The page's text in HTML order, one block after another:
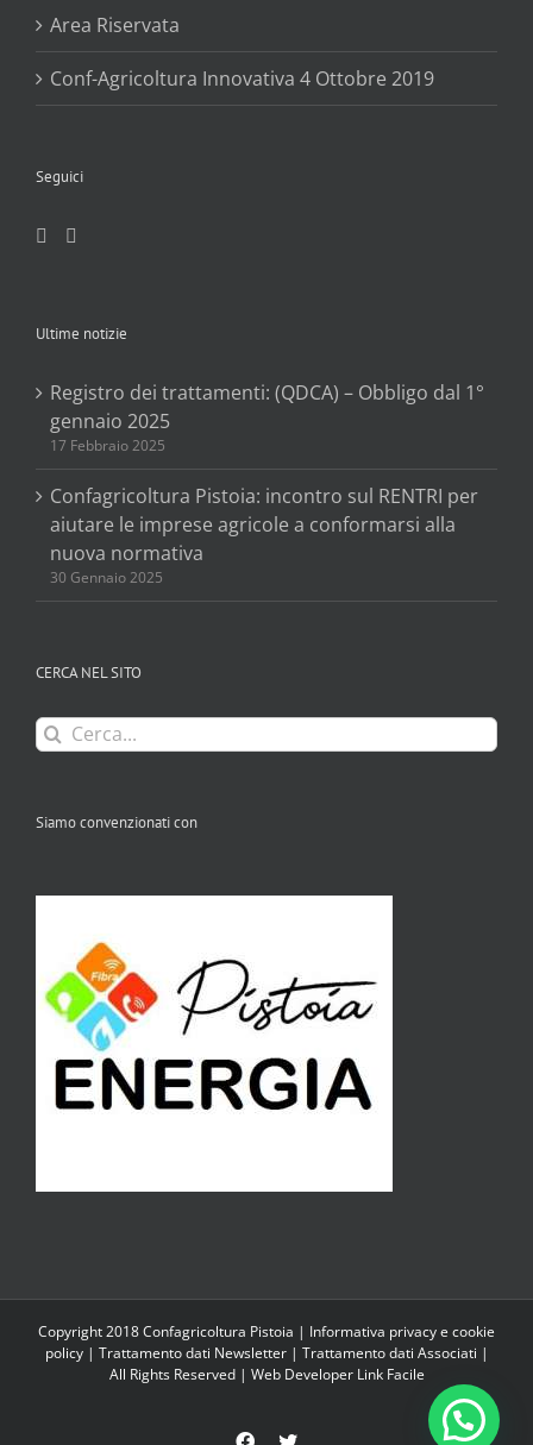
Area Riservata
Conf-Agricoltura Innovativa 4 Ottobre 2019
Seguici
Ultime notizie
Registro dei trattamenti: (QDCA) – Obbligo dal 1°
gennaio 2025
17 Febbraio 2025
Confagricoltura Pistoia: incontro sul RENTRI per
aiutare le imprese agricole a conformarsi alla
nuova normativa
30 Gennaio 2025
CERCA NEL SITO
Cerca
per:
Siamo convenzionati con
Copyright 2018 Confagricoltura Pistoia | Informativa privacy e cookie
policy| Trattamento dati Newsletter| Trattamento dati Associati |
All Rights Reserved | Web Developer Link Facile
FacebookTwitter